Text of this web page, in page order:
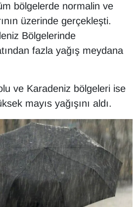
bölgelerde normalin ve
üzerinde gerçekleşti.
Bölgelerinde
fazla yağış meydana
ve Karadeniz bölgeleri ise
mayıs yağışını aldı.